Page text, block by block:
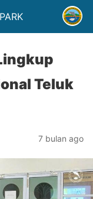
Teluk
7 bulan ago